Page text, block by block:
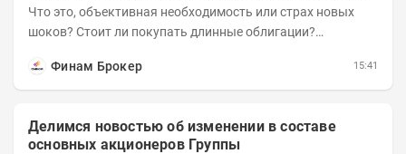
Что это, объективная необходимость или страх новых
шоков? Стоит ли покупать длинные облигации?
Финам Брокер
15:41
Делимся новостью об изменении в составе
основных акционеров Группы